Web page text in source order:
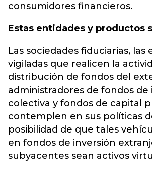
consumidores financieros.
Estas entidades y productos
Las sociedades fiduciarias, las
vigiladas que realicen la
distribución de fondos del
administradores de fondos de
colectiva y fondos de capital
contemplen en sus políticas
posibilidad de que tales
en fondos de inversión
subyacentes sean activos